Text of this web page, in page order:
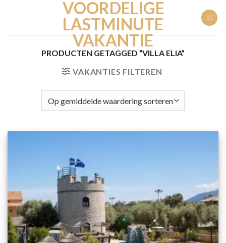
VOORDELIGE
LASTMINUTE
VAKANTIE
PRODUCTEN GETAGGED “VILLA ELIA”
VAKANTIES FILTEREN